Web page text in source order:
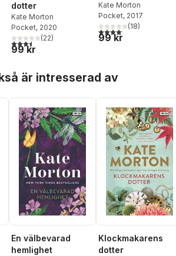
antal röster:
dotter
Kate Morton
Pocket, 2020
3,5utav 5 stjärnor. Totalt antal röster:
(22)
99 kr
Kate Morton
Pocket, 2017
4,1utav 5 stjärnor.
(18)
99 kr
är intresserad av
En välbevarad
hemlighet
Klockmakarens
dotter